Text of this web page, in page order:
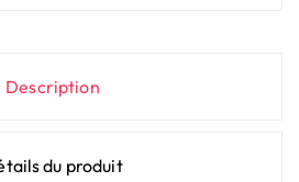
Description
du produit